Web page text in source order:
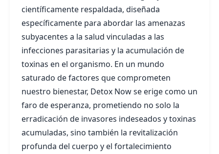
científicamente respaldada, diseñada
específicamente para abordar las amenazas
subyacentes a la salud vinculadas a las
infecciones parasitarias y la acumulación de
toxinas en el organismo. En un mundo
saturado de factores que comprometen
nuestro bienestar, Detox Now se erige como un
faro de esperanza, prometiendo no solo la
erradicación de invasores indeseados y toxinas
acumuladas, sino también la revitalización
profunda del cuerpo y el fortalecimiento